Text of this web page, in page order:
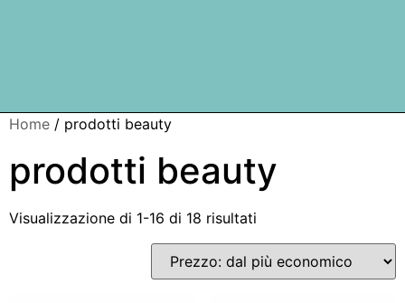
Home / prodotti beauty
prodotti beauty
Visualizzazione di 1-16 di 18 risultati